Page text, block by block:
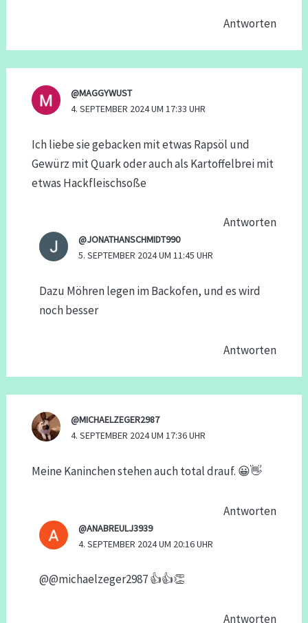
Antworten
@MAGGYWUST
4. SEPTEMBER 2024 UM 17:33 UHR
Ich liebe sie gebacken mit etwas Rapsöl und
Gewürz mit Quark oder auch als Kartoffelbrei mit
etwas Hackfleischsoße
Antworten
@JONATHANSCHMIDT990
5. SEPTEMBER 2024 UM 11:45 UHR
Dazu Möhren legen im Backofen, und es wird
noch besser
Antworten
@MICHAELZEGER2987
4. SEPTEMBER 2024 UM 17:36 UHR
Meine Kaninchen stehen auch total drauf. 😀👋
Antworten
@ANABREULJ3939
4. SEPTEMBER 2024 UM 20:16 UHR
@@michaelzeger2987 👍👍👏
Antworten